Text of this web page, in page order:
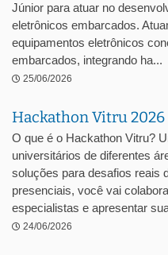
Júnior para atuar no
eletrônicos embarcados.
equipamentos eletrônicos
embarcados, integrando ha...
25/06/2026
Hackathon Vitru 2026
O que é o Hackathon Vitru?
universitários de diferentes
soluções para desafios reais
presenciais, você vai
especialistas e apresentar
24/06/2026